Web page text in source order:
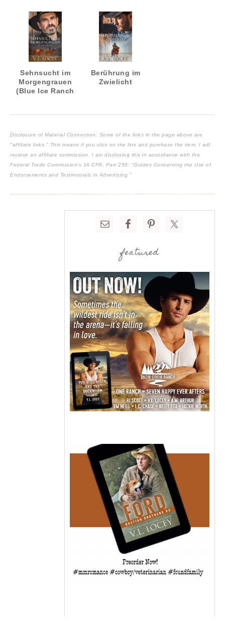
Sehnsucht im
Morgengrauen
(Blue Ice Ranch
Berührung im
Zwielicht
Disclosure of Material Connection: Some of the links in the page above are
"affiliate links." This means if you click on the link and purchase the item, I will
receive an affiliate commission. I am disclosing this in accordance with the
Federal Trade Commission's 16 CFR, Part 255: "Guides Concerning the Use of
Endorsements and Testimonials in Advertising."
featured